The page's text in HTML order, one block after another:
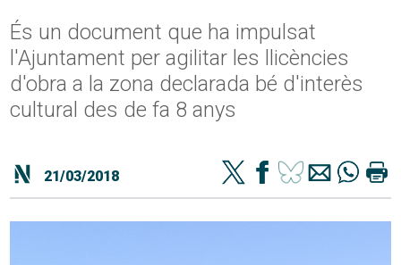
És un document que ha impulsat
l'Ajuntament per agilitar les llicències
d'obra a la zona declarada bé d'interès
cultural des de fa 8 anys
21/03/2018